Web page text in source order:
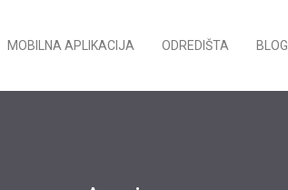
MOBILNA APLIKACIJA ODREDIŠTA BLOG